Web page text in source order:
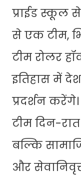
प्राईड स्कूल
से एक टीम,
टीम रोलर
इतिहास में
प्रदर्शन
टीम दिन-
बल्कि
और